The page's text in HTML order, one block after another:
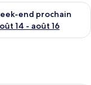
7 - août 9
end prochain
14 - août 16
disponibilité pour